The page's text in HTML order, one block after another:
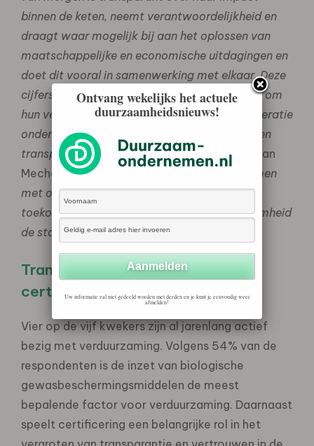
binnen de keten, neemt verantwoordelijkheid en
draagt waar mogelijk bij aan het oplossen van
maatschappelijke en economische uitdagingen en
doet dit vooral in samenwerking met elkaar. Deze
cijfers laten zien dat onze kwekers bereid zijn om
hun verantwoordelijkheid te nemen. Als coöperatie
ondersteunen we hen met kennis, innovaties en
transparantie via certificering,”aldus David van
Mechelen, CFO van Royal FloraHolland. “
Samen
met onze leden bouwen we aan een
toekomstbestendige sector, waarin duurzaamheid
de standaard is.”
Transparantie door middel van
certificering
Vier op de vijf kwekers zijn al jarenlang actief
bezig met verduurzaming. Volgens 54% van de
respondenten is de inzet van biologische
gewasbeschermingsmiddelen de meest
bepalende factor voor verduurzaming. Daarnaast
speelt certificering een belangrijke rol in het
Ontvang wekelijks het actuele
duurzaamheidsnieuws!
Uw informatie zal niet gedeeld worden met derden en je kunt je eenvoudig weer
afmelden!